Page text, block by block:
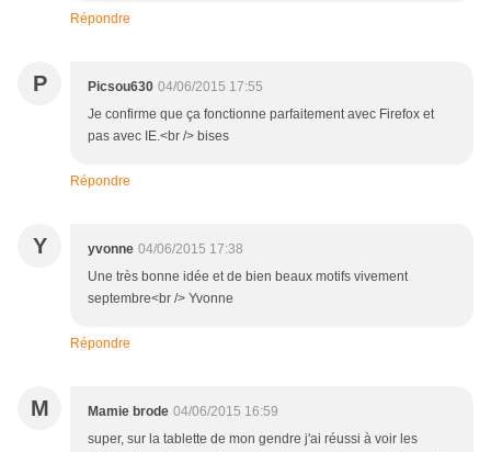
Répondre
P Picsou630 04/06/2015 17:55
Je confirme que ça fonctionne parfaitement avec Firefox et
pas avec IE.<br /> bises
Répondre
Y yvonne 04/06/2015 17:38
Une très bonne idée et de bien beaux motifs vivement
septembre<br /> Yvonne
Répondre
M Mamie brode 04/06/2015 16:59
super, sur la tablette de mon gendre j'ai réussi à voir les